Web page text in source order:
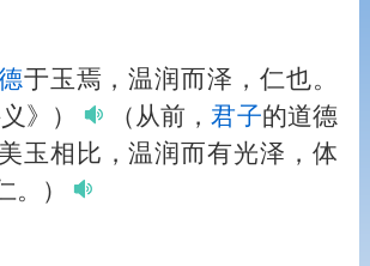
于玉焉，温润而泽，仁也。
》）
（从前，君子的道德
美玉相比，温润而有光泽，体
。）